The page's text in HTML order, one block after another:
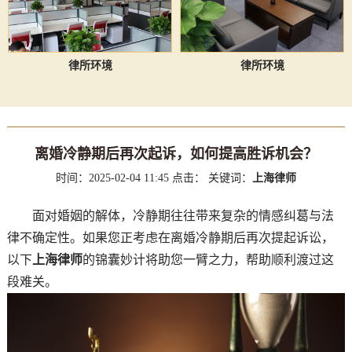
律所环境 律所环境
离婚冷静期后再次起诉，如何提高胜诉机会？
时间：2025-02-04 11:45 点击： 关键词： 上海律师
面对婚姻的解体，冷静期往往带来复杂的情感纠葛与法
律不确定性。如果您正考虑在离婚冷静期后再次提起诉讼，
以下上海律师的锦囊妙计将助您一臂之力，帮助顺利渡过这
段难关。